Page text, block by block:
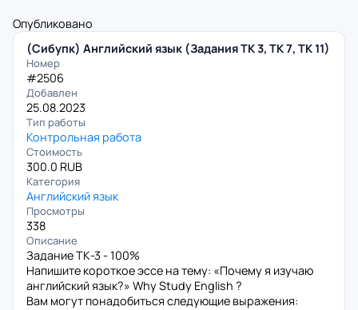
Опубликовано
(Сибупк) Английский язык (Задания ТК 3, ТК 7, ТК 11)
Номер
#2506
Добавлен
25.08.2023
Тип работы
Контрольная работа
Стоимость
300.0 RUB
Категория
Английский язык
Просмотры
338
Описание
Задание ТК-3 - 100%
Напишите короткое эссе на тему: «Почему я изучаю
английский язык?» Why Study English ?
Вам могут понадобиться следующие выражения: